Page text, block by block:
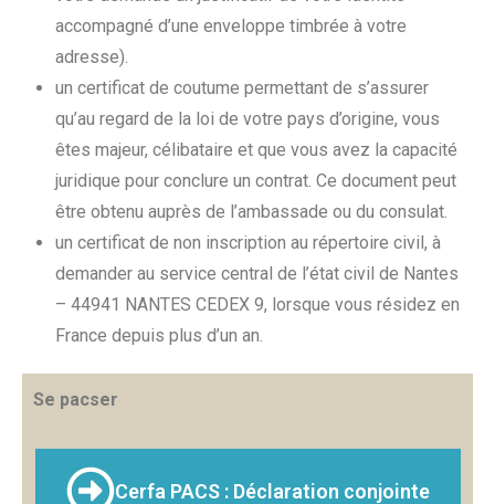
accompagné d’une enveloppe timbrée à votre
adresse).
un certificat de coutume permettant de s’assurer
qu’au regard de la loi de votre pays d’origine, vous
êtes majeur, célibataire et que vous avez la capacité
juridique pour conclure un contrat. Ce document peut
être obtenu auprès de l’ambassade ou du consulat.
un certificat de non inscription au répertoire civil, à
demander au service central de l’état civil de Nantes
– 44941 NANTES CEDEX 9, lorsque vous résidez en
France depuis plus d’un an.
Se pacser
Cerfa PACS : Déclaration conjointe